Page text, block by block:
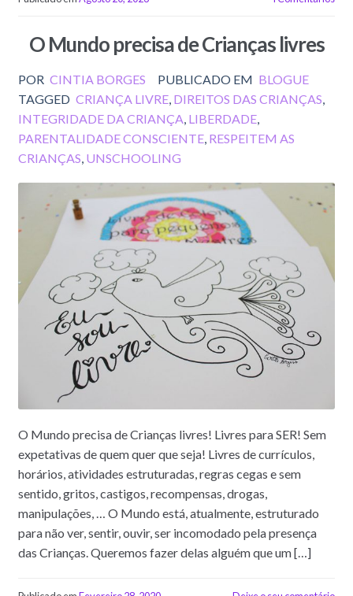
O Mundo precisa de Crianças livres
POR CINTIA BORGES PUBLICADO EM BLOGUE
TAGGED CRIANÇA LIVRE DIREITOS DAS CRIANÇAS
INTEGRIDADE DA CRIANÇA LIBERDADE,
PARENTALIDADE CONSCIENTE, RESPEITEM AS
CRIANÇAS UNSCHOOLING
O Mundo precisa de Crianças livres! Livres para SER! Sem
expetativas de quem quer que seja! Livres de currículos,
horários, atividades estruturadas, regras cegas e sem
sentido, gritos, castigos, recompensas, drogas,
manipulações, … O Mundo está, atualmente, estruturado
para não ver, sentir, ouvir, ser incomodado pela presença
das Crianças. Queremos fazer delas alguém que um […]